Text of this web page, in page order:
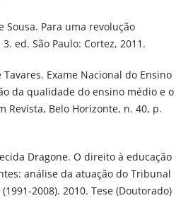
Sousa. Para uma revolução
ed. São Paulo: Cortez, 2011.
Tavares. Exame Nacional do Ensino
da qualidade do ensino médio e o
Revista, Belo Horizonte, n. 40, p.
Dragone. O direito à educação
análise da atuação do Tribunal
2008). 2010. Tese (Doutorado)